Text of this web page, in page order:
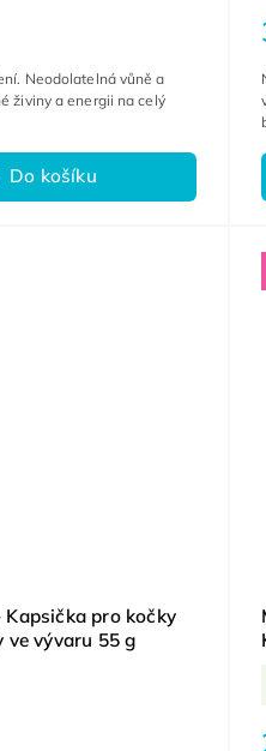
Do košíku
Neodolatelná vůně a
živiny a energii na celý
pro kočky
ve vývaru 55 g